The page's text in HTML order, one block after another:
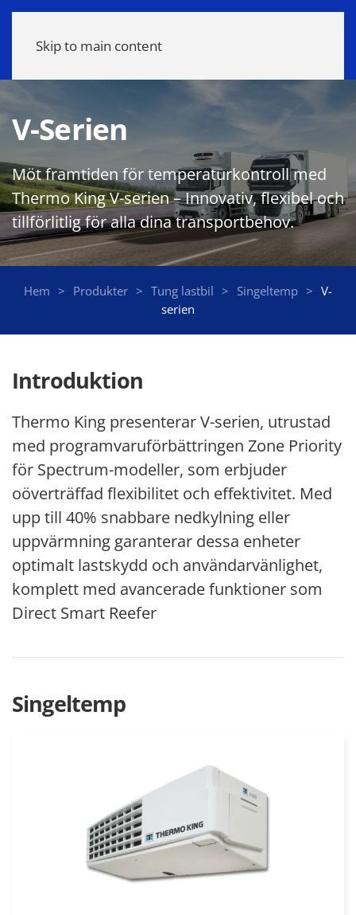
Skip to main content
V-Serien
Möt framtiden för temperaturkontroll med
Thermo King V-serien – Innovativ, flexibel och
tillförlitlig för alla dina transportbehov.
Hem Produkter Tung lastbil Singeltemp
V-
serien
Introduktion
Thermo King presenterar V-serien, utrustad
med programvaruförbättringen Zone Priority
för Spectrum-modeller, som erbjuder
oöverträffad flexibilitet och effektivitet. Med
upp till 40% snabbare nedkylning eller
uppvärmning garanterar dessa enheter
optimalt lastskydd och användarvänlighet,
komplett med avancerade funktioner som
Direct Smart Reefer
Singeltemp